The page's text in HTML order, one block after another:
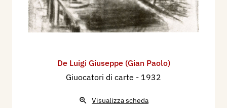
De Luigi Giuseppe (Gian Paolo)
Giuocatori di carte - 1932
Visualizza scheda